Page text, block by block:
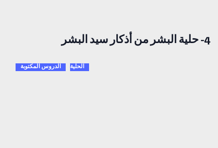
4- حلية البشر من أذكار سيد البشر
الحلية الدروس المكتوبة